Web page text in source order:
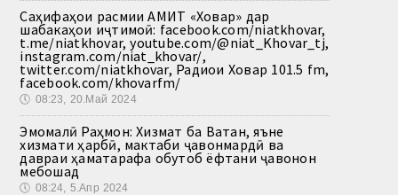
Саҳифаҳои расмии АМИТ «Ховар» дар
шабакаҳои иҷтимоӣ: facebook.com/niatkhovar,
t.me/niatkhovar, youtube.com/@niat_Khovar_tj,
instagram.com/niat_khovar/,
twitter.com/niatkhovar, Радиои Ховар 101.5 fm,
facebook.com/khovarfm/
🕔 08:23, 20.Май 2024
Эмомалӣ Раҳмон: Хизмат ба Ватан, яъне
хизмати ҳарбӣ, мактаби ҷавонмардӣ ва
давраи ҳаматарафа обутоб ёфтани ҷавонон
мебошад
🕔 08:24, 5.Апр 2024